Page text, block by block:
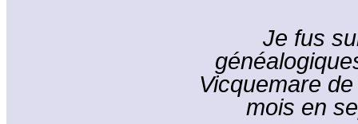
Je fus
Vicquemare
mois en